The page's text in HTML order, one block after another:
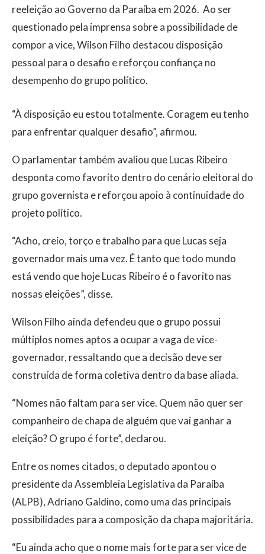
reeleição ao Governo da Paraíba em 2026. Ao ser
questionado pela imprensa sobre a possibilidade de
compor a vice, Wilson Filho destacou disposição
pessoal para o desafio e reforçou confiança no
desempenho do grupo político.
“À disposição eu estou totalmente. Coragem eu tenho
para enfrentar qualquer desafio”, afirmou.
O parlamentar também avaliou que Lucas Ribeiro
desponta como favorito dentro do cenário eleitoral do
grupo governista e reforçou apoio à continuidade do
projeto político.
“Acho, creio, torço e trabalho para que Lucas seja
governador mais uma vez. É tanto que todo mundo
está vendo que hoje Lucas Ribeiro é o favorito nas
nossas eleições”, disse.
Wilson Filho ainda defendeu que o grupo possui
múltiplos nomes aptos a ocupar a vaga de vice-
governador, ressaltando que a decisão deve ser
construída de forma coletiva dentro da base aliada.
“Nomes não faltam para ser vice. Quem não quer ser
companheiro de chapa de alguém que vai ganhar a
eleição? O grupo é forte”, declarou.
Entre os nomes citados, o deputado apontou o
presidente da Assembleia Legislativa da Paraíba
(ALPB), Adriano Galdino, como uma das principais
possibilidades para a composição da chapa majoritária.
“Eu ainda acho que o nome mais forte para ser vice de